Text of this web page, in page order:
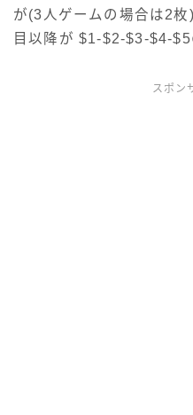
が(3人ゲームの場合は2
目以降が $1-$2-$3-$4-$5
スポン